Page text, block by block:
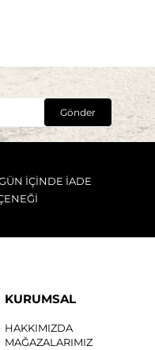
Gönder
İÇİNDE İADE
KURUMSAL
HAKKIMIZDA
MAĞAZALARIMIZ